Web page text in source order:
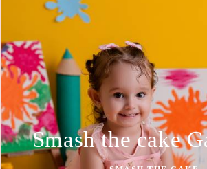
Smash the cake